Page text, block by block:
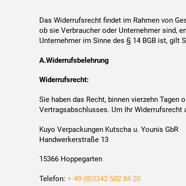
Das Widerrufsrecht findet im Rahmen von
ob sie Verbraucher oder Unternehmer sind,
Unternehmer im Sinne des § 14 BGB ist, gilt
A.Widerrufsbelehrung
Widerrufsrecht:
Sie haben das Recht, binnen vierzehn Tagen
Vertragsabschlusses. Um Ihr Widerrufsrecht
Kuyo Verpackungen Kutscha u. Younis GbR
Handwerkerstraße 13
15366 Hoppegarten
Telefon: + 49 (0)3342 502 84 20